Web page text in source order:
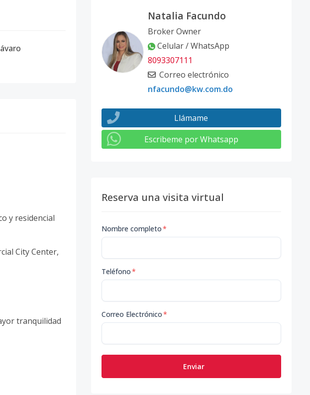
y residencial
City Center,
tranquilidad
Natalia Facundo
Broker Owner
Celular / WhatsApp
8093307111
Correo electrónico
nfacundo@kw.com.do
Llámame
Escribeme por Whatsapp
Reserva una visita virtual
Nombre completo*
Teléfono*
Correo Electrónico*
Enviar